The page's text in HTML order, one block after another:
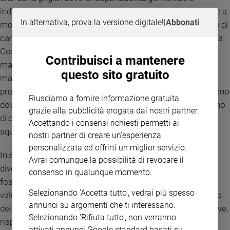
indiscutibilmente presente, ma viene esercitata in modi che a
molti sembrano discutibili (talmente discutibili fino al punto di
cancellarla). In fondo è esattamente quello che l’art. 30 della
Costituzione rappresenta: “È dovere e diritto dei genitori
mantenere, istruire ed educare i figli, anche se nati fuori del
matrimonio. Nei casi di incapacità dei genitori, la legge
provvede a che siano assolti i loro compiti”. Ai genitori il pieno
dovere/diritto di esserlo; alla legge il compito – difficilissimo -
di capire se il modo è inadeguato (“incapacità” è concetto
squisitamente giuridico, oltre che qualitativo).
In sostanza questi genitori sono genitori “radicalmente
diversi”, ma è difficile sostenere che il legame educativo
fosse dannoso per il benessere dei bambini; così è difficile
valutare se un intervento così radicale, come l’allontamento
dei bambini dai propri genitori, avrà conseguenze più positive,
rispetto all’impatto negativo, che sicuramente comporta
In alternativa, prova la versione digitale!|Abbonati
Contribuisci a mantenere
questo sito gratuito
Riusciamo a fornire informazione gratuita
grazie alla pubblicità erogata dai nostri partner.
Accettando i consensi richiesti permetti ai
nostri partner di creare un'esperienza
personalizzata ed offrirti un miglior servizio.
Avrai comunque la possibilità di revocare il
consenso in qualunque momento.
Selezionando 'Accetta tutto', vedrai più spesso
annunci su argomenti che ti interessano.
Selezionando 'Rifiuta tutto', non verranno